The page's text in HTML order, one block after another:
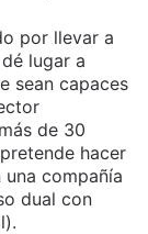
por llevar a
lugar a
sean capaces
de 30
hacer
compañía
dual con